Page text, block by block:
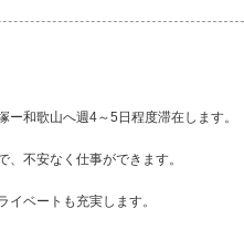
ー和歌山へ週4～5日程度滞在します。
不安なく仕事ができます。
イベートも充実します。